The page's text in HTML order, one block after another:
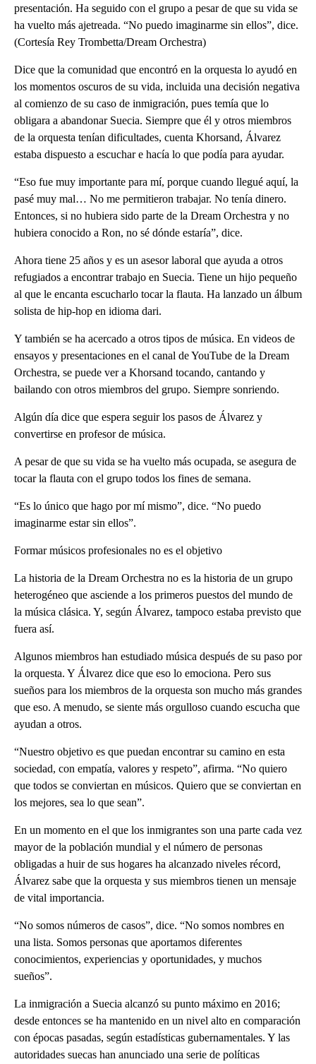
presentación. Ha seguido con el grupo a pesar de que su vida se
ha vuelto más ajetreada. “No puedo imaginarme sin ellos”, dice.
(Cortesía Rey Trombetta/Dream Orchestra)
Dice que la comunidad que encontró en la orquesta lo ayudó en
los momentos oscuros de su vida, incluida una decisión negativa
al comienzo de su caso de inmigración, pues temía que lo
obligara a abandonar Suecia. Siempre que él y otros miembros
de la orquesta tenían dificultades, cuenta Khorsand, Álvarez
estaba dispuesto a escuchar e hacía lo que podía para ayudar.
“Eso fue muy importante para mí, porque cuando llegué aquí, la
pasé muy mal… No me permitieron trabajar. No tenía dinero.
Entonces, si no hubiera sido parte de la Dream Orchestra y no
hubiera conocido a Ron, no sé dónde estaría”, dice.
Ahora tiene 25 años y es un asesor laboral que ayuda a otros
refugiados a encontrar trabajo en Suecia. Tiene un hijo pequeño
al que le encanta escucharlo tocar la flauta. Ha lanzado un álbum
solista de hip-hop en idioma dari.
Y también se ha acercado a otros tipos de música. En videos de
ensayos y presentaciones en el canal de YouTube de la Dream
Orchestra, se puede ver a Khorsand tocando, cantando y
bailando con otros miembros del grupo. Siempre sonriendo.
Algún día dice que espera seguir los pasos de Álvarez y
convertirse en profesor de música.
A pesar de que su vida se ha vuelto más ocupada, se asegura de
tocar la flauta con el grupo todos los fines de semana.
“Es lo único que hago por mí mismo”, dice. “No puedo
imaginarme estar sin ellos”.
Formar músicos profesionales no es el objetivo
La historia de la Dream Orchestra no es la historia de un grupo
heterogéneo que asciende a los primeros puestos del mundo de
la música clásica. Y, según Álvarez, tampoco estaba previsto que
fuera así.
Algunos miembros han estudiado música después de su paso por
la orquesta. Y Álvarez dice que eso lo emociona. Pero sus
sueños para los miembros de la orquesta son mucho más grandes
que eso. A menudo, se siente más orgulloso cuando escucha que
ayudan a otros.
“Nuestro objetivo es que puedan encontrar su camino en esta
sociedad, con empatía, valores y respeto”, afirma. “No quiero
que todos se conviertan en músicos. Quiero que se conviertan en
los mejores, sea lo que sean”.
En un momento en el que los inmigrantes son una parte cada vez
mayor de la población mundial y el número de personas
obligadas a huir de sus hogares ha alcanzado niveles récord,
Álvarez sabe que la orquesta y sus miembros tienen un mensaje
de vital importancia.
“No somos números de casos”, dice. “No somos nombres en
una lista. Somos personas que aportamos diferentes
conocimientos, experiencias y oportunidades, y muchos
sueños”.
La inmigración a Suecia alcanzó su punto máximo en 2016;
desde entonces se ha mantenido en un nivel alto en comparación
con épocas pasadas, según estadísticas gubernamentales. Y las
autoridades suecas han anunciado una serie de políticas